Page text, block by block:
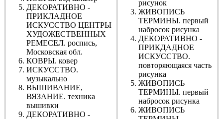
ДЕКОРАТИВНО -
ПРИКЛАДНОЕ
ИСКУССТВО ЦЕНТРЫ
ХУДОЖЕСТВЕННЫХ
РЕМЕСЕЛ. роспись,
Московская обл.
КОВРЫ. ковер
ИСКУССТВО.
музыкально
ВЫШИВАНИЕ,
ВЯЗАНИЕ. техника
вышивки
ДЕКОРАТИВНО -
рисунок
ЖИВОПИСЬ
ТЕРМИНЫ. первый
набросок рисунка
ДЕКОРАТИВНО -
ПРИКДАДНОЕ
ИСКУССТВО.
повторяющаяся часть
рисунка
ЖИВОПИСЬ
ТЕРМИНЫ. первый
набросок рисунка
ЖИВОПИСЬ